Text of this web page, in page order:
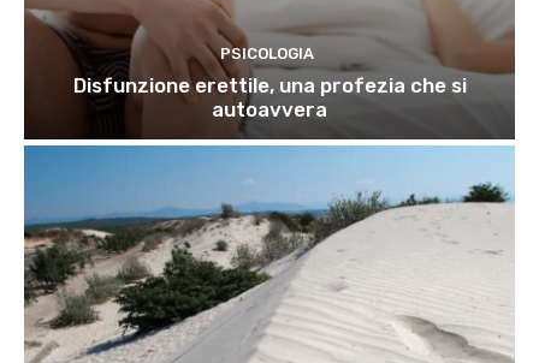
PSICOLOGIA
Disfunzione erettile, una profezia che si
autoavvera